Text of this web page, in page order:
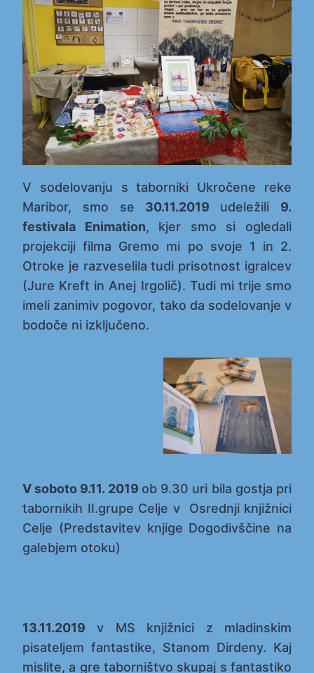
V sodelovanju s taborniki Ukročene reke
Maribor, smo se 30.11.2019 udeležili 9.
festivala Enimation, kjer smo si ogledali
projekciji filma Gremo mi po svoje 1 in 2.
Otroke je razveselila tudi prisotnost igralcev
(Jure Kreft in Anej Irgolič). Tudi mi trije smo
imeli zanimiv pogovor, tako da sodelovanje v
bodoče ni izključeno.
V soboto 9.11. 2019 ob 9.30 uri bila gostja pri
tabornikih II.grupe Celje v Osrednji knjižnici
Celje (Predstavitev knjige Dogodivščine na
galebjem otoku)
13.11.2019 v MS knjižnici z mladinskim
pisateljem fantastike, Stanom Dirdeny. Kaj
mislite, a gre taborništvo skupaj s fantastiko